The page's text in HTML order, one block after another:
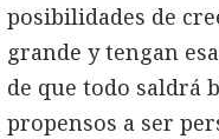
posibilidades de
grande y tengan
de que todo saldrá
propensos a ser